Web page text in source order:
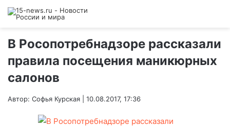
В Росопотребнадзоре рассказали
правила посещения маникюрных
салонов
Автор: Софья Курская | 10.08.2017, 17:36